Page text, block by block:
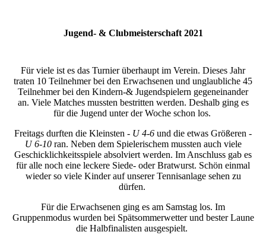
Jugend- & Clubmeisterschaft 2021
Für viele ist es das Turnier überhaupt im Verein. Dieses Jahr
traten 10 Teilnehmer bei den Erwachsenen und unglaubliche 45
Teilnehmer bei den Kindern-& Jugendspielern gegeneinander
an. Viele Matches mussten bestritten werden. Deshalb ging es
für die Jugend unter der Woche schon los.
Freitags durften die Kleinsten - U 4-6 und die etwas Größeren -
U 6-10ran. Neben dem Spielerischem mussten auch viele
Geschicklichkeitsspiele absolviert werden. Im Anschluss gab es
für alle noch eine leckere Siede- oder Bratwurst. Schön einmal
wieder so viele Kinder auf unserer Tennisanlage sehen zu
dürfen.
Für die Erwachsenen ging es am Samstag los. Im
Gruppenmodus wurden bei Spätsommerwetter und bester Laune
die Halbfinalisten ausgespielt.